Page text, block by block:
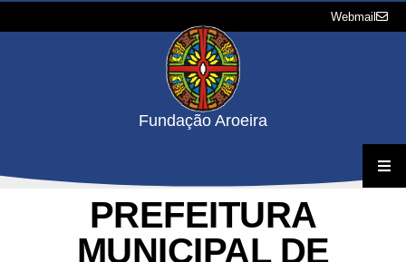
Webmail
Fundação Aroeira
A FundaçãoPREFEITURA
MUNICIPAL DE